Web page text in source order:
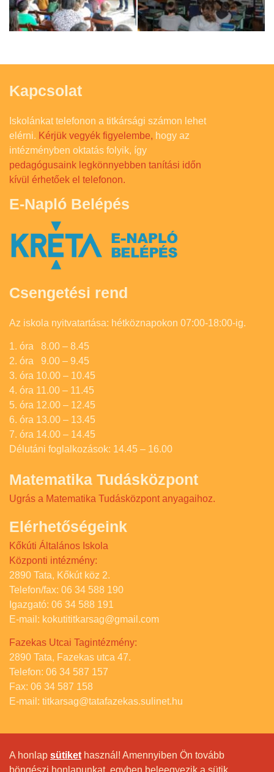
Kapcsolat
Iskolánkat telefonon a titkársági számon lehet
elérni. Kérjük vegyék figyelembe, hogy az
intézményben oktatás folyik, így
pedagógusaink legkönnyebben tanítási időn
kívül érhetőek el telefonon.
E-Napló Belépés
Csengetési rend
Az iskola nyitvatartása: hétköznapokon 07:00-18:00-ig.
1. óra 8.00 – 8.45
2. óra 9.00 – 9.45
3. óra 10.00 – 10.45
4. óra 11.00 – 11.45
5. óra 12.00 – 12.45
6. óra 13.00 – 13.45
7. óra 14.00 – 14.45
Délutáni foglalkozások: 14.45 – 16.00
Matematika Tudásközpont
Ugrás a Matematika Tudásközpont anyagaihoz.
Elérhetőségeink
Kőkúti Általános Iskola
Központi intézmény:
2890 Tata, Kőkút köz 2.
Telefon/fax: 06 34 588 190
Igazgató: 06 34 588 191
E-mail: kokutititkarsag@gmail.com
Fazekas Utcai Tagintézmény:
2890 Tata, Fazekas utca 47.
Telefon: 06 34 587 157
Fax: 06 34 587 158
E-mail: titkarsag@tatafazekas.sulinet.hu
A honlap sütiket használ! Amennyiben Ön tovább